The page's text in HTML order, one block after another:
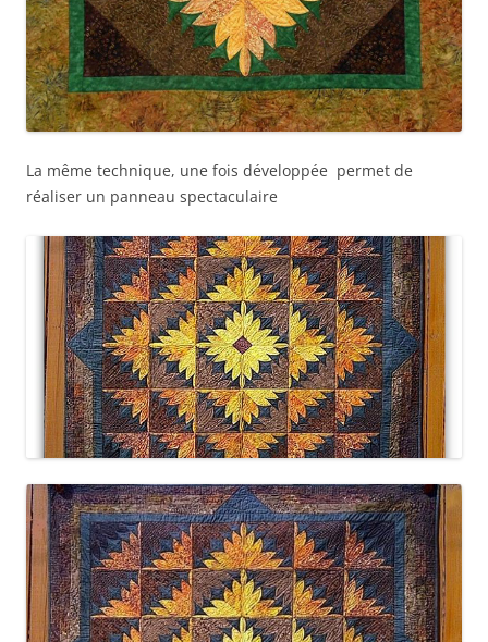
La même technique, une fois développée permet de
réaliser un panneau spectaculaire